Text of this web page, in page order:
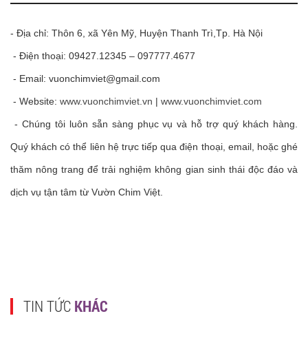
- Địa chỉ: Thôn 6, xã Yên Mỹ, Huyện Thanh Trì,Tp. Hà Nội
- Điện thoại: 09427.12345 – 097777.4677
- Email: vuonchimviet@gmail.com
- Website: www.vuonchimviet.vn | www.vuonchimviet.com
- Chúng tôi luôn sẵn sàng phục vụ và hỗ trợ quý khách hàng.
Quý khách có thể liên hệ trực tiếp qua điện thoại, email, hoặc ghé
thăm nông trang để trải nghiệm không gian sinh thái độc đáo và
dịch vụ tận tâm từ Vườn Chim Việt.
TIN TỨC KHÁC